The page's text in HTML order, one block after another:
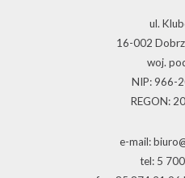
ul.
16-002
woj.
NIP: 966-
REGON:
e-mail:
tel: 5